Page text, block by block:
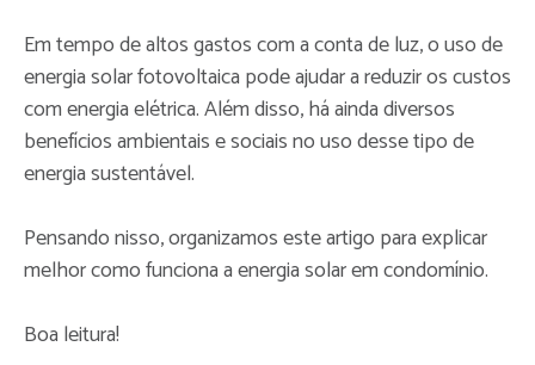
Em tempo de altos gastos com a conta de luz, o uso de
energia solar fotovoltaica pode ajudar a reduzir os custos
com energia elétrica. Além disso, há ainda diversos
benefícios ambientais e sociais no uso desse tipo de
energia sustentável.
Pensando nisso, organizamos este artigo para explicar
melhor como funciona a energia solar em condomínio.
Boa leitura!